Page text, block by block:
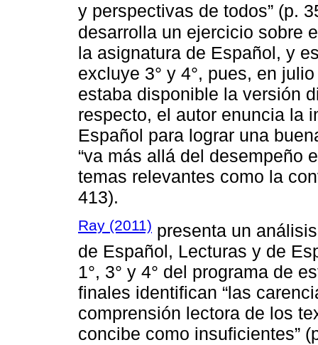
y perspectivas de todos” (p.
desarrolla un ejercicio sobre
la asignatura de Español, y
excluye 3° y 4°, pues, en
estaba disponible la versión
respecto, el autor enuncia la
Español para lograr una
“va más allá del desempeño
temas relevantes como la
413).
Ray (2011) presenta un
de Español, Lecturas y de
1°, 3° y 4° del programa de
finales identifican “las
comprensión lectora de los
concibe como insuficientes”